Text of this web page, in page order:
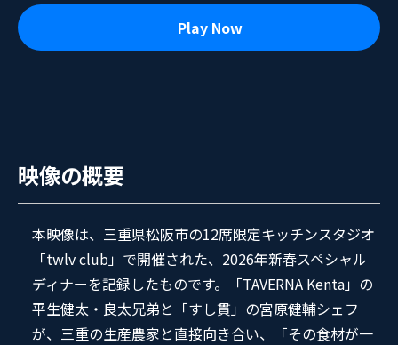
Play Now
映像の概要
本映像は、三重県松阪市の12席限定キッチンスタジオ
「twlv club」で開催された、2026年新春スペシャル
ディナーを記録したものです。「TAVERNA Kenta」の
平生健太・良太兄弟と「すし貫」の宮原健輔シェフ
が、三重の生産農家と直接向き合い、「その食材が一